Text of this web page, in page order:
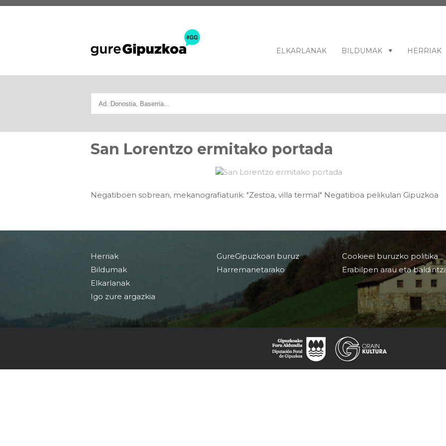
ELKARLANAK BILDUMAK HERRIAK
San Lorentzo ermitako portada
Negatiboen sobrean, mekanografiaturik: "Zestoa, villa termal" Negatiboa pelikulan Gipuzkoa
Herriak
Bildumak
Elkarlanak
Igo zure argazkia
GureGipuzkoari buruz
Harremanetarako
Cookieei buruzko politika
Erabilpen arau eta